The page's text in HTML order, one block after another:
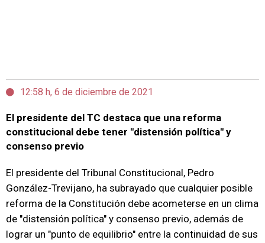
12:58 h, 6 de diciembre de 2021
El presidente del TC destaca que una reforma
constitucional debe tener "distensión política" y
consenso previo
El presidente del Tribunal Constitucional, Pedro
González-Trevijano, ha subrayado que cualquier posible
reforma de la Constitución debe acometerse en un clima
de "distensión política" y consenso previo, además de
lograr un "punto de equilibrio" entre la continuidad de sus